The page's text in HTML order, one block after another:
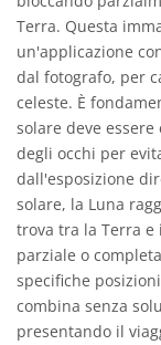
Terra. Questa
un'applicazione
dal fotografo, per
celeste. È
solare deve
degli occhi per
dall'esposizione
solare, la Luna
trova tra la Terra e
parziale o
specifiche
combina senza
presentando il